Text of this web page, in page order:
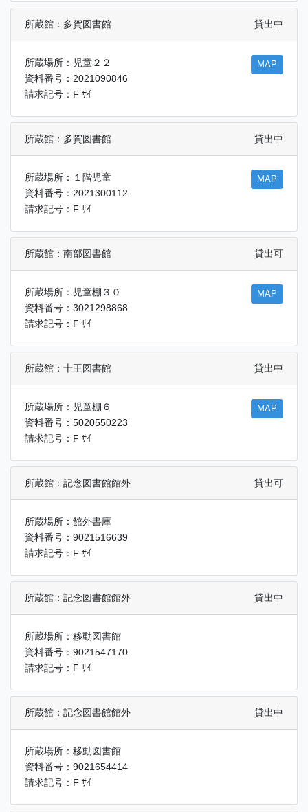
所蔵館：多賀図書館 貸出中
所蔵場所：児童２２
資料番号：2021090846
請求記号：F ｻｲ
MAP
所蔵館：多賀図書館 貸出中
所蔵場所：１階児童
資料番号：2021300112
請求記号：F ｻｲ
MAP
所蔵館：南部図書館 貸出可
所蔵場所：児童棚３０
資料番号：3021298868
請求記号：F ｻｲ
MAP
所蔵館：十王図書館 貸出中
所蔵場所：児童棚６
資料番号：5020550223
請求記号：F ｻｲ
MAP
所蔵館：記念図書館館外 貸出可
所蔵場所：館外書庫
資料番号：9021516639
請求記号：F ｻｲ
所蔵館：記念図書館館外 貸出中
所蔵場所：移動図書館
資料番号：9021547170
請求記号：F ｻｲ
所蔵館：記念図書館館外 貸出中
所蔵場所：移動図書館
資料番号：9021654414
請求記号：F ｻｲ